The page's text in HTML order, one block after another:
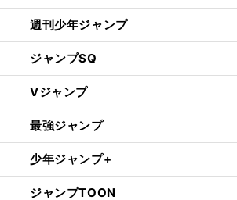
週刊少年ジャンプ
ジャンプSQ
Vジャンプ
最強ジャンプ
少年ジャンプ+
ジャンプTOON